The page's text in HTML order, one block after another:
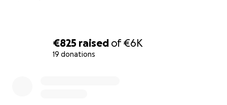
€825 raised of€6K
19 donations